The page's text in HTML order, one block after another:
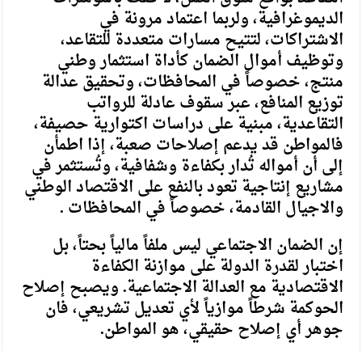
الديموغرافية، ولربما اعتماد مرونة في
الاشتراكات، لتتيح مسارات متعددة للتقاعد،
وتوظيف أموال الضمان كأداة استثمار وطني
منتج، خصوصاً في المحافظات، وتحقيق عدالة
توزيع المنافع، عبر سقوف عادلة للرواتب
التقاعدية، مبنية على دراسات اكتوارية حصيفة،
فالمواطن قد يدعم إصلاحات صعبة، إذا اطمأن
إلى أن أمواله تُدار بكفاءة وشفافية، وتُستثمر في
مشاريع إنتاجية تعود بالنفع على الاقتصاد الوطني
والاجيال القادمة، خصوصاً في المحافظات .
إن الضمان الاجتماعي ليس ملفاً مالياً بحتاً، بل
اختبار لقدرة الدولة على موازنة الكفاءة
الاقتصادية مع العدالة الاجتماعية. ويصبح إصلاح
الحوكمة شرطاً موازياً لأي تعديل تشريعي، فان
جوهر أي إصلاح حقيقي، هو المواطن.